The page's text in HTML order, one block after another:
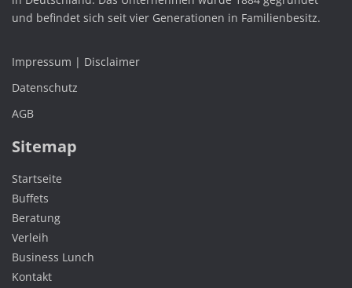
und befindet sich seit vier Generationen in Familienbesitz.
Impressum | Disclaimer
Datenschutz
AGB
Sitemap
Startseite
Buffets
Beratung
Verleih
Business Lunch
Kontakt